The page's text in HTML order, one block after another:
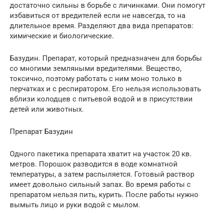
достаточно сильны в борьбе с личинками. Они помогут
избавиться от вредителей если не навсегда, то на
длительное время. Разделяют два вида препаратов:
химические и биологические.
Базудин. Препарат, который предназначен для борьбы
со многими земляными вредителями. Вещество,
токсично, поэтому работать с ним моно только в
перчатках и с респиратором. Его нельзя использовать
вблизи колодцев с питьевой водой и в присутствии
детей или животных.
Препарат Базудин
Одного пакетика препарата хватит на участок 20 кв.
метров. Порошок разводится в воде комнатной
температуры, а затем распыляется. Готовый раствор
имеет довольно сильный запах. Во время работы с
препаратом нельзя пить, курить. После работы нужно
вымыть лицо и руки водой с мылом.